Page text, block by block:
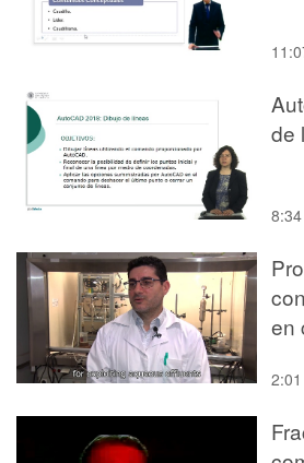
de
en
2:01